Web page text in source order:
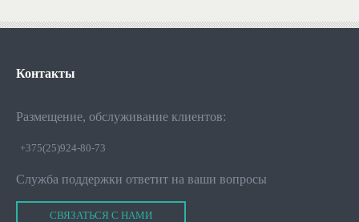
Контакты
Размещение, обслуживание клиентов:
+375(25)924-80-73
Служба поддержки ответит на ваши вопросы
СВЯЗАТЬСЯ С НАМИ